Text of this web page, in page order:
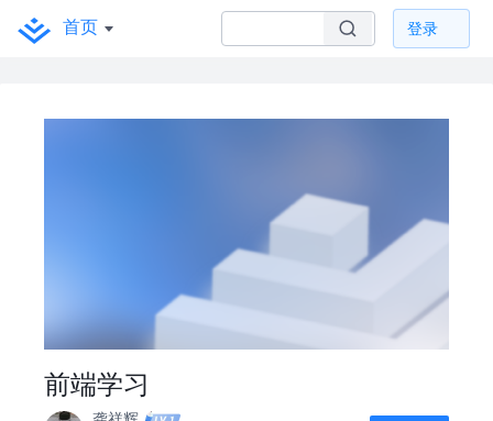
首页 登录
前端学习